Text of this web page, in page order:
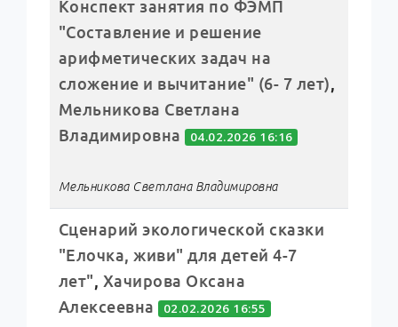
Конспект занятия по ФЭМП
"Составление и решение
арифметических задач на
сложение и вычитание" (6- 7 лет),
Мельникова Светлана
Владимировна
04.02.2026 16:16
Мельникова Светлана Владимировна
Сценарий экологической сказки
"Елочка, живи" для детей 4-7
лет", Хачирова Оксана
Алексеевна
02.02.2026 16:55